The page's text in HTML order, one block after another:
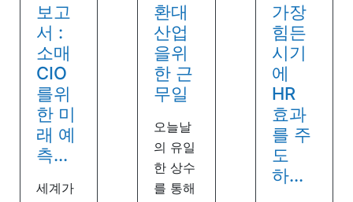
보고
서 :
소매
CIO
를위
한 미
래 예
측...
세계가
환대
산업
을위
한 근
무일
오늘날
의 유일
한 상수
를 통해
가장
힘든
시기
에
HR
효과
를 주
도
하...